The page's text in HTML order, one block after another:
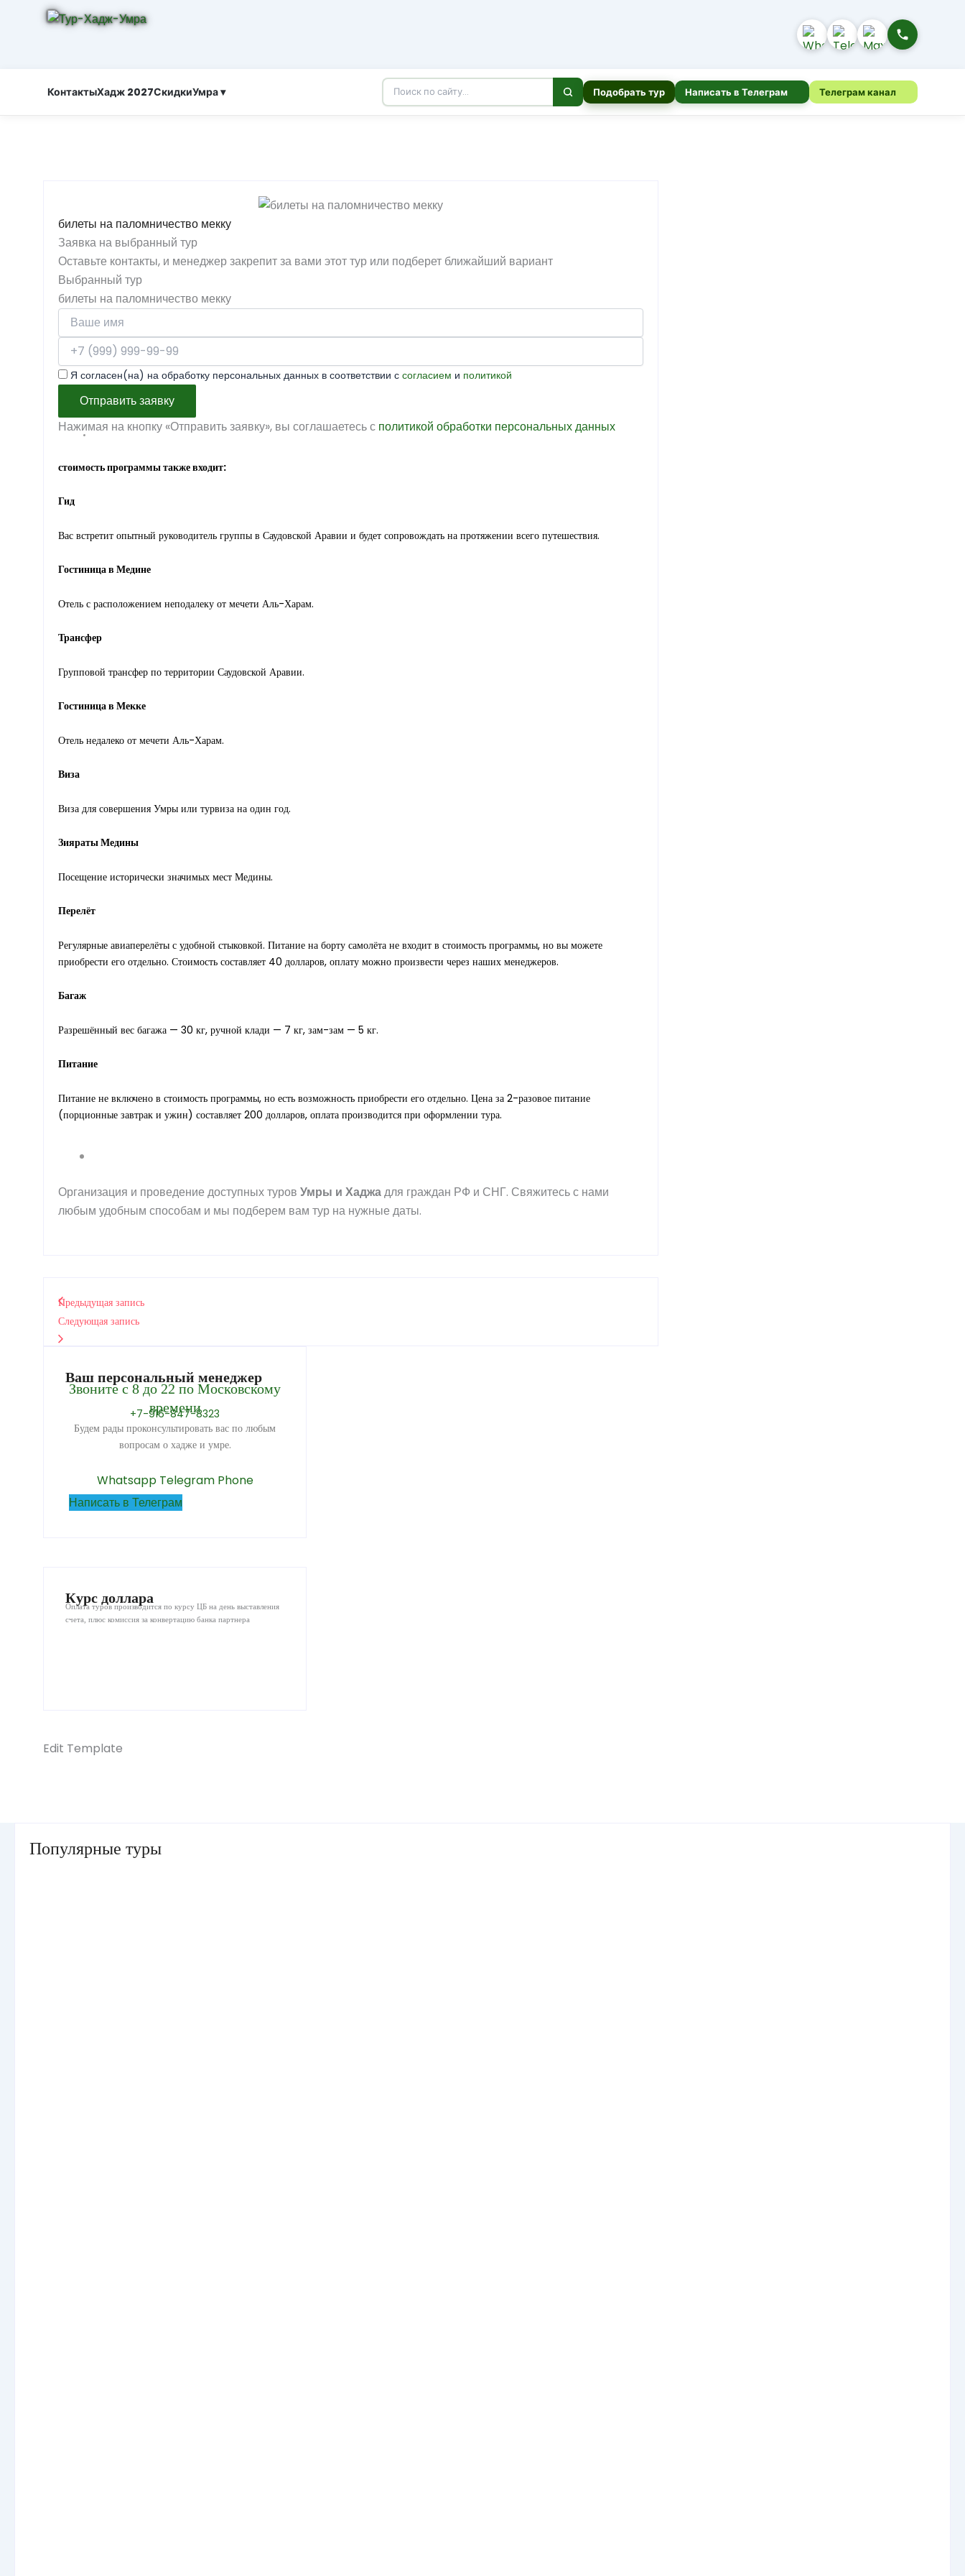
КонтактыХадж 2027СкидкиУмра ▾ Подобрать тур Написать в Телеграм Телеграм канал
билеты на паломничество мекку
Заявка на выбранный тур
Оставьте контакты, и менеджер закрепит за вами этот тур или подберет ближайший вариант
Выбранный тур
билеты на паломничество мекку
Я согласен(на) на обработку персональных данных в соответствии с согласием и политикой
Отправить заявку
Нажимая на кнопку «Отправить заявку», вы соглашаетесь с политикой обработки персональных данных
стоимость программы также входит:
Гид
Вас встретит опытный руководитель группы в Саудовской Аравии и будет сопровождать на протяжении всего путешествия.
Гостиница в Медине
Отель с расположением неподалеку от мечети Аль-Харам.
Трансфер
Групповой трансфер по территории Саудовской Аравии.
Гостиница в Мекке
Отель недалеко от мечети Аль-Харам.
Виза
Виза для совершения Умры или турвиза на один год.
Зияраты Медины
Посещение исторически значимых мест Медины.
Перелёт
Регулярные авиаперелёты с удобной стыковкой. Питание на борту самолёта не входит в стоимость программы, но вы можете
приобрести его отдельно. Стоимость составляет 40 долларов, оплату можно произвести через наших менеджеров.
Багаж
Разрешённый вес багажа — 30 кг, ручной клади — 7 кг, зам-зам — 5 кг.
Питание
Питание не включено в стоимость программы, но есть возможность приобрести его отдельно. Цена за 2-разовое питание
(порционные завтрак и ужин) составляет 200 долларов, оплата производится при оформлении тура.
Организация и проведение доступных туров Умры и Хаджадля граждан РФ и СНГ. Свяжитесь с нами
любым удобным способам и мы подберем вам тур на нужные даты.
Предыдущая запись
Следующая запись
Ваш персональный менеджер
Звоните с 8 до 22 по Московскому
времени
+7-916-847-8323
Будем рады проконсультировать вас по любым
вопросам о хадже и умре.
Whatsapp Telegram Phone
Написать в Телеграм
Курс доллара
Оплата туров производится по курсу ЦБ на день выставления
счета, плюс комиссия за конвертацию банка партнера
Edit Template
Популярные туры